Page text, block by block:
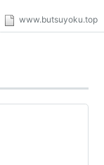
www.butsuyoku.top